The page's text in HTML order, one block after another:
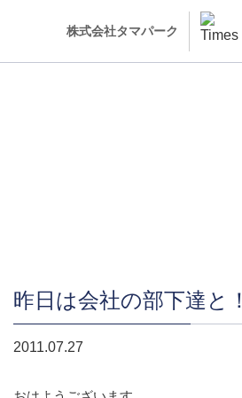
株式会社タマパーク
昨日は会社の部下達と！
2011.07.27